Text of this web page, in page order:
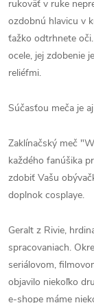
rukoväť v ruke
ozdobnú hlavicu v
ťažko odtrhnete
ocele, jej zdobenie
reliéfmi.
Súčasťou meča je
Zaklínačský meč
každého fanúšika
zdobiť Vašu
doplnok cosplaye.
Geralt z Rivie,
spracovaniach.
seriálovom,
objavilo niekoľko
e-shope máme